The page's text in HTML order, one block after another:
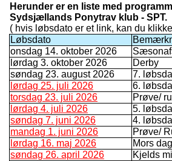
Herunder er en liste med
Sydsjællands Ponytrav klub - SPT.
( hvis løbsdato er et link, kan du
Løbsdato
onsdag 14. oktober 2026
lørdag 3. oktober 2026
Derby
søndag 23. august 2026
7.
lørdag 25. juli 2026
6.
torsdag 23. juli 2026
Prøve/
lørdag 4. juli 2026
5.
søndag 7. juni 2026
4.
mandag 1. juni 2026
Prøve/
lørdag 16. maj 2026
Mors
søndag 26. april 2026
Kjelds